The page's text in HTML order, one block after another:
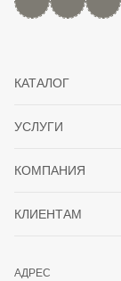
КАТАЛОГ
УСЛУГИ
КОМПАНИЯ
КЛИЕНТАМ
АДРЕС